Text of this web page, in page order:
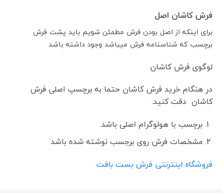
فرش کاشان اصل
برای اینکه از اصل بودن فرش مطمئن شویم باید پشت فرش
برچسب که شناسنامه فرش میباشد وجود داشته باشد
لوگوی فرش کاشان
در هنگام خرید فرش کاشان حتما به برچسپ اصلی فرش
کاشان دقت کنید.
برچسب با هولوگرام اصلی باشد.
مشخصات فرش روی برجسب نوشته شده باشد
فروشگاه اینترنتی فرش بست بافت